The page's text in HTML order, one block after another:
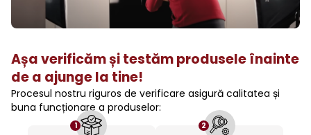
Așa verificăm și testăm produsele înainte
de a ajunge la tine!
Procesul nostru riguros de verificare asigură calitatea și
buna funcționare a produselor:
1 2